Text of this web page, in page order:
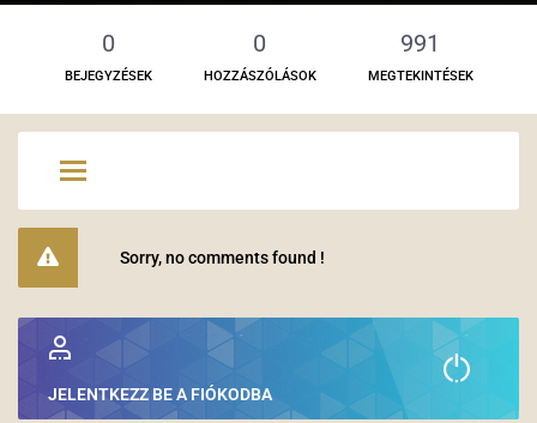
0
BEJEGYZÉSEK
0
HOZZÁSZÓLÁSOK
991
MEGTEKINTÉSEK
Sorry, no comments found !
JELENTKEZZ BE A FIÓKODBA